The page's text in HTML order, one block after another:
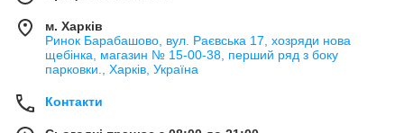
м. Харків
Ринок Барабашово, вул. Раєвська 17, хозряди нова
щебінка, магазин № 15-00-38, перший ряд з боку
парковки., Харків, Україна
Контакти